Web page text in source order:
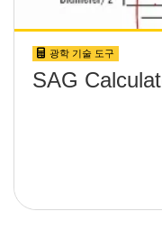
광학 기술 도구
SAG